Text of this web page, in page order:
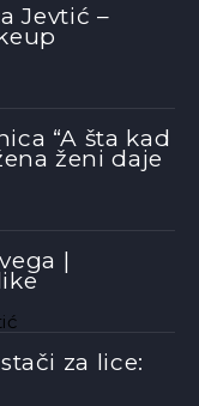
Jevtić –
“A šta kad
ženi daje
|
za lice: